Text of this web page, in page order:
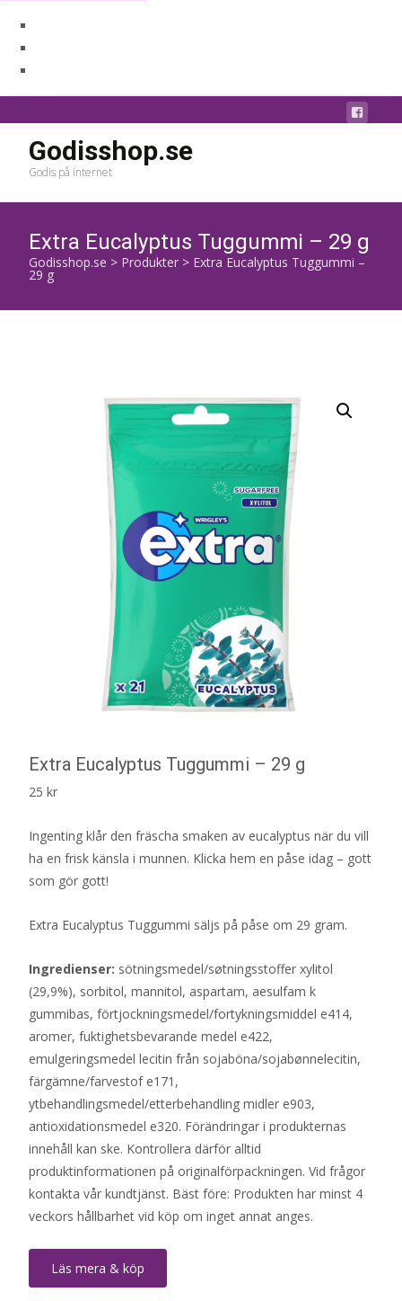
Godisshop.se
Godis på internet
Extra Eucalyptus Tuggummi – 29 g
Godisshop.se > Produkter > Extra Eucalyptus Tuggummi –
29 g
Extra Eucalyptus Tuggummi – 29 g
25 kr
Ingenting klår den fräscha smaken av eucalyptus när du vill
ha en frisk känsla i munnen. Klicka hem en påse idag – gott
som gör gott!
Extra Eucalyptus Tuggummi säljs på påse om 29 gram.
Ingredienser: sötningsmedel/søtningsstoffer xylitol
(29,9%), sorbitol, mannitol, aspartam, aesulfam k
gummibas, förtjockningsmedel/fortykningsmiddel e414,
aromer, fuktighetsbevarande medel e422,
emulgeringsmedel lecitin från sojaböna/sojabønnelecitin,
färgämne/farvestof e171,
ytbehandlingsmedel/etterbehandling midler e903,
antioxidationsmedel e320. Förändringar i produkternas
innehåll kan ske. Kontrollera därför alltid
produktinformationen på originalförpackningen. Vid frågor
kontakta vår kundtjänst. Bäst före: Produkten har minst 4
veckors hållbarhet vid köp om inget annat anges.
Läs mera & köp